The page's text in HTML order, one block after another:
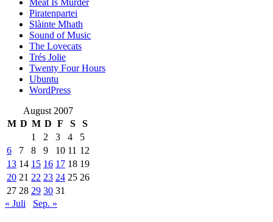
Piratenpartei
Slàinte Mhath
Sound of Music
The Lovecats
Trés Jolie
Twenty Four Hours
Ubuntu
WordPress
August 2007
M D M D F S
S
1
2 3 4
5
6
7 8 9 10 11 12
13 14 15 16 17 18 19
20 21 22 23 24 25 26
27 28 29 30 31
« Juli
Sep. »